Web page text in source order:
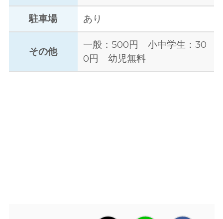
駐車場 あり
その他
一般：500円 小中学生：30
0円 幼児無料